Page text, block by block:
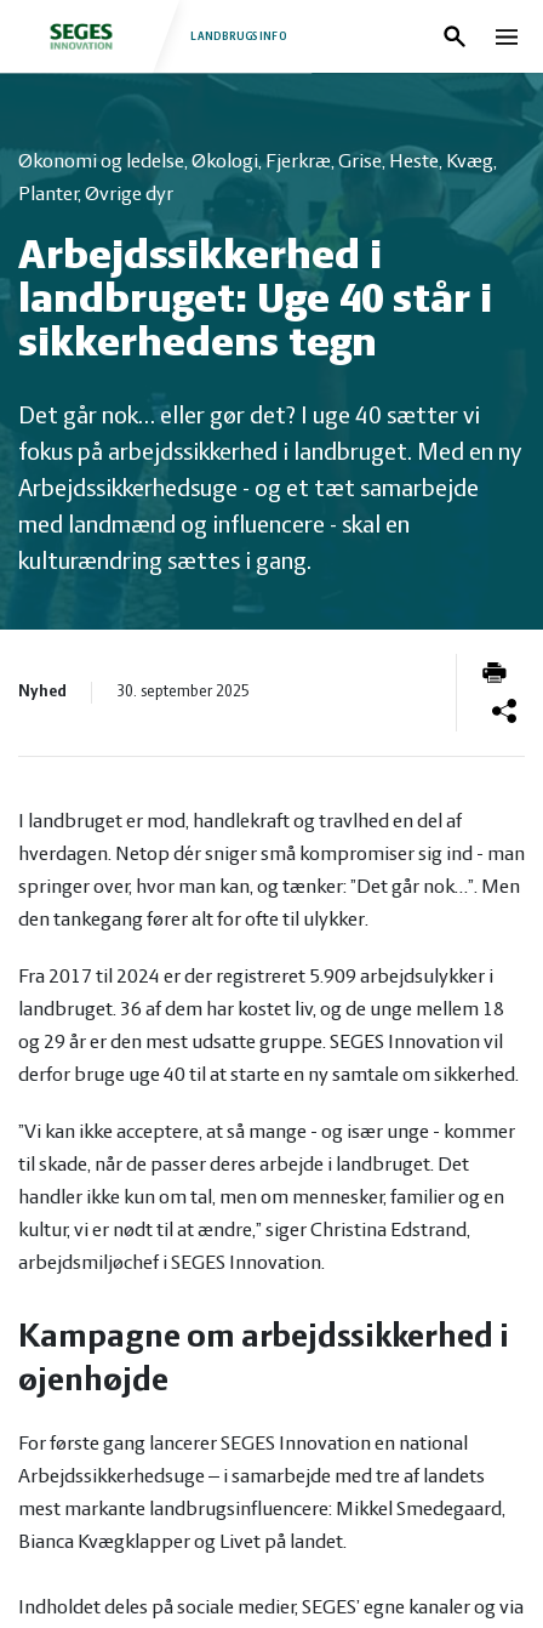
ind
Forside
Fjerkræ
Heste
Jura
Kvæg
vandmiljø
Planter
Økologi
Økonomi
og
ledelse
Øvrige
dyr
Fjerkræ
Grise
Heste
Kvæg
Natur
Planter
Økonomi
og
ledelse
Øvrige
dyr
LANDBRUGSINFO Søg
Økonomi og ledelse, Økologi, Fjerkræ, Grise, Heste, Kvæg,
Planter, Øvrige dyr
Arbejdssikkerhed i
landbruget: Uge 40 står i
sikkerhedens tegn
Det går nok… eller gør det? I uge 40 sætter vi
fokus på arbejdssikkerhed i landbruget. Med en ny
Arbejdssikkerhedsuge - og et tæt samarbejde
med landmænd og influencere - skal en
kulturændring sættes i gang.
Nyhed 30. september 2025
I landbruget er mod, handlekraft og travlhed en del af
hverdagen. Netop dér sniger små kompromiser sig ind - man
springer over, hvor man kan, og tænker: ”Det går nok…”. Men
den tankegang fører alt for ofte til ulykker.
Fra 2017 til 2024 er der registreret 5.909 arbejdsulykker i
landbruget. 36 af dem har kostet liv, og de unge mellem 18
og 29 år er den mest udsatte gruppe. SEGES Innovation vil
derfor bruge uge 40 til at starte en ny samtale om sikkerhed.
”Vi kan ikke acceptere, at så mange - og især unge - kommer
til skade, når de passer deres arbejde i landbruget. Det
handler ikke kun om tal, men om mennesker, familier og en
kultur, vi er nødt til at ændre,” siger Christina Edstrand,
arbejdsmiljøchef i SEGES Innovation.
Kampagne om arbejdssikkerhed i
øjenhøjde
For første gang lancerer SEGES Innovation en national
Arbejdssikkerhedsuge – i samarbejde med tre af landets
mest markante landbrugsinfluencere: Mikkel Smedegaard,
Bianca Kvægklapper og Livet på landet.
Indholdet deles på sociale medier, SEGES’ egne kanaler og via